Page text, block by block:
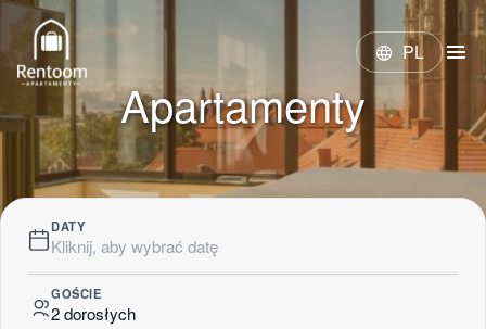
language PL menu
Apartamenty
DATY
Kliknij, aby wybrać datę
GOŚCIE
2 dorosłych